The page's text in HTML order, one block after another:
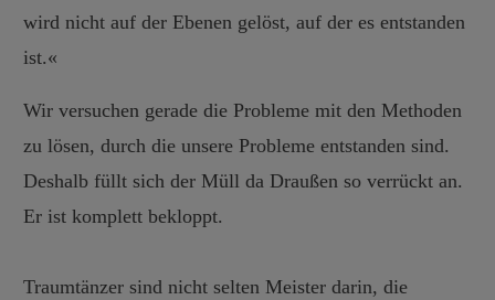
wird nicht auf der Ebenen gelöst, auf der es entstanden
ist.«
Wir versuchen gerade die Probleme mit den Methoden
zu lösen, durch die unsere Probleme entstanden sind.
Deshalb füllt sich der Müll da Draußen so verrückt an.
Er ist komplett bekloppt.
Traumtänzer sind nicht selten Meister darin, die